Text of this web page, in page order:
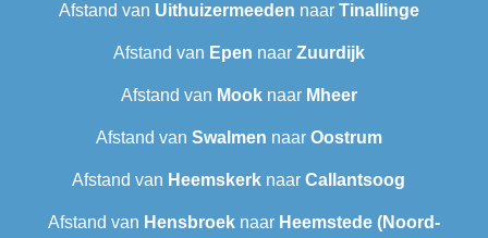
Afstand van Uithuizermeeden naar Tinallinge
Afstand van Epen naar Zuurdijk
Afstand van Mooknaar Mheer
Afstand van Swalmen naar Oostrum
Afstand van Heemskerk naar Callantsoog
Afstand van Hensbroek naar Heemstede (Noord-